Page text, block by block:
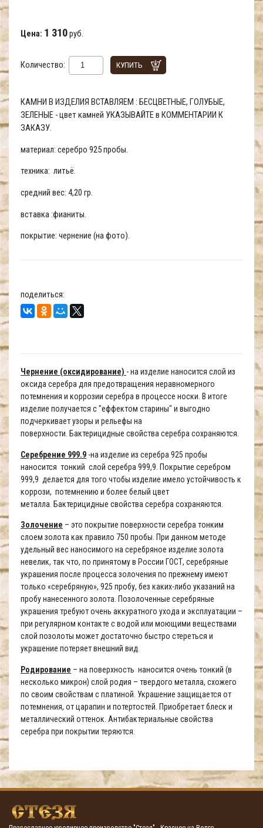
Цена: 1 310руб.
Количество: КУПИТЬ
КАМНИ В ИЗДЕЛИЯ ВСТАВЛЯЕМ : БЕСЦВЕТНЫЕ, ГОЛУБЫЕ,
ЗЕЛЕНЫЕ - цвет камней УКАЗЫВАЙТЕ в КОММЕНТАРИИ К
ЗАКАЗУ.
материал: серебро 925 пробы.
техника: литьё.
средний вес: 4,20 гр.
вставка :фианиты.
покрытие: чернение (на фото).
поделиться:
Чернение (оксидирование) - на изделие наносится слой из
оксида серебра для предотвращения неравномерного
потемнения и коррозии серебра в процессе носки. В итоге
изделие получается с "еффектом старины" и выгодно
подчеркивает узоры и рельефы на
поверхности. Бактерицидные свойства серебра сохраняются.
Серебрение 999.9 -на изделие из серебра 925 пробы
наносится тонкий слой серебра 999,9. Покрытие серебром
999,9 делается для того чтобы изделие имело устойчивость к
коррози, потемнению и более белый цвет
металла. Бактерицидные свойства серебра сохраняются.
Золочение – это покрытие поверхности серебра тонким
слоем золота как правило 750 пробы. При данном методе
удельный вес наносимого на серебряное изделие золота
невелик, так что, по принятому в России ГОСТ, серебряные
украшения после процесса золочения по прежнему имеют
только «серебряную», 925 пробу, без каких-либо указаний на
пробу нанесенного золота. Позолоченные серебряные
украшения требуют очень аккуратного ухода и эксплуатации –
при регулярном контакте с водой или моющими веществами
слой позолоты может достаточно быстро стереться и
украшение потеряет внешний вид.
Родирование – на поверхность наносится очень тонкий (в
несколько микрон) слой родия – твердого металла, схожего
по своим свойствам с платиной. Украшение защищается от
потемнения, от царапин и потертостей. Приобретает блеск и
металлический оттенок. Антибактериальные свойства
серебра при покрытии теряются.